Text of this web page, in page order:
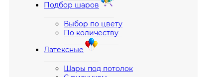
Подбор шаров
Выбор по цвету
По количеству
Латексные
Шары под потолок